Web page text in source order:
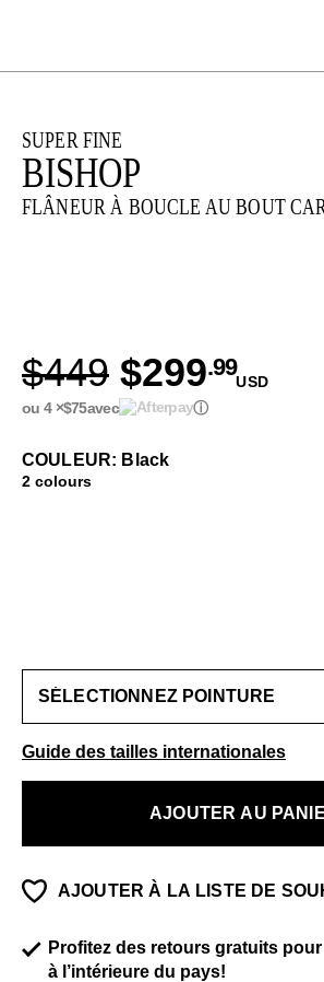
SUPER FINE
BISHOP
FLÂNEUR À BOUCLE AU BOUT
$449 $299.99
USD
ou 4 ×$75avec ⓘ
COULEUR: Black
2 colours
Guide des tailles internationales
AJOUTER AU
AJOUTER À LA LISTE DE
Profitez des retours gratuits
à l’intérieure du pays!